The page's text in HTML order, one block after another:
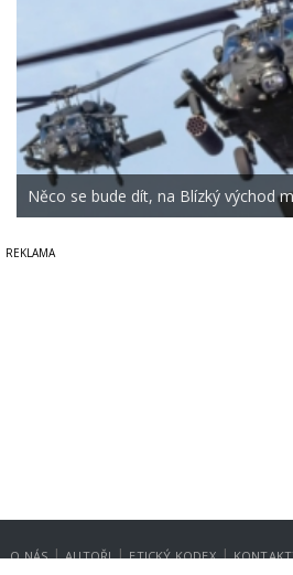
Něco se bude dít, na Blízký východ
O NÁS | AUTOŘI | ETICKÝ KODEX |